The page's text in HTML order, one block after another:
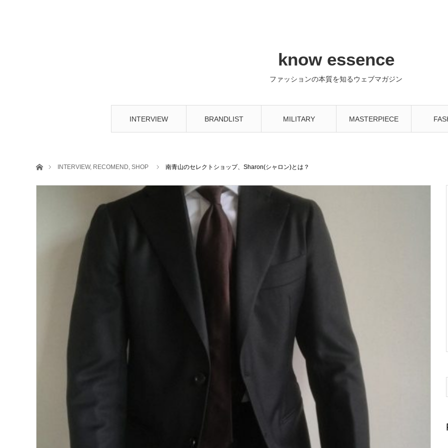
know essence
ファッションの本質を知るウェブマガジン
INTERVIEW BRANDLIST MILITARY MASTERPIECE
ホームINTERVIEW, RECOMEND, SHOP 南青山のセレクトショップ、Sharon(シャロン)とは？